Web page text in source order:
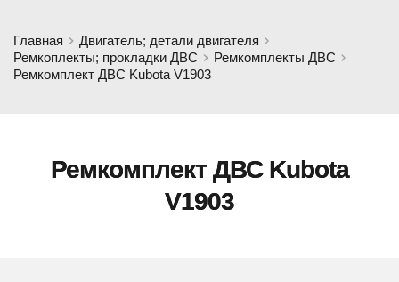
Главная
Двигатель; детали двигателя
Ремкоплекты; прокладки ДВС
Ремкомплекты ДВС
Ремкомплект ДВС Kubota V1903
Ремкомплект ДВС Kubota
V1903